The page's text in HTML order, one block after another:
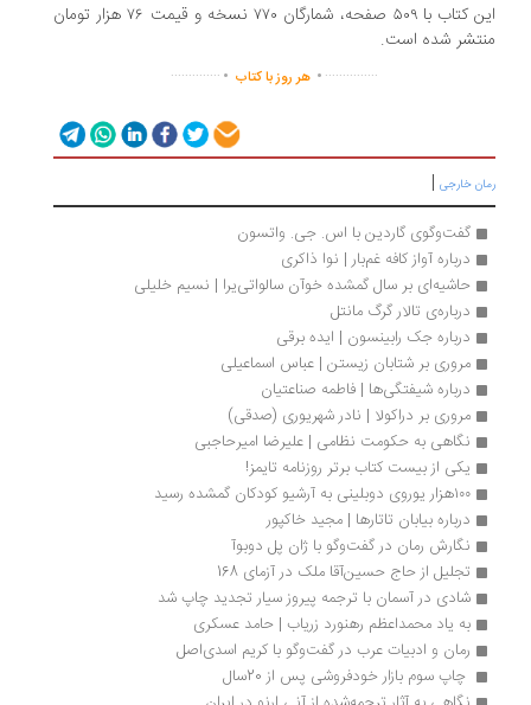
این کتاب با ۵۰۹ صفحه، شمارگان ۷۷۰ نسخه و قیمت ۷۶ هزار تومان
شده است.
...............
. هر روز با کتاب .
..............
خارجی|
گفت‌وگوی گاردین با اس. جی. واتسون
درباره آواز کافه غم‌بار | نوا ذاکری
حاشیه‌ای بر سال گمشده خوآن سالواتی‌یرا | نسیم خلیلی
درباره‌ی تالار گرگ مانتل
درباره جک رابینسون | ایده برقی
مروری بر شتابان زیستن | عباس اسماعیلی
درباره شیفتگی‌ها | فاطمه صناعتیان
مروری بر دراکولا | نادر شهریوری (صدقی)
نگاهی به حکومت نظامی | علیرضا امیرحاجبی
یکی از بیست کتاب برتر روزنامه تایمز!
درباره بیابان تاتارها | مجید خاکپور
نگارش رمان در گفت‌وگو با ژان پل دوبوآ
تجلیل از حاج حسین‌آقا ملک در آزمای 168
شادی در آسمان با ترجمه پیروز سیار تجدید چاپ شد
به یاد محمداعظم رهنورد زریاب | حامد عسکری
رمان و ادبیات عرب در گفت‌وگو با کریم اسدی‌اصل
چاپ سوم بازار خودفروشی پس از 20سال